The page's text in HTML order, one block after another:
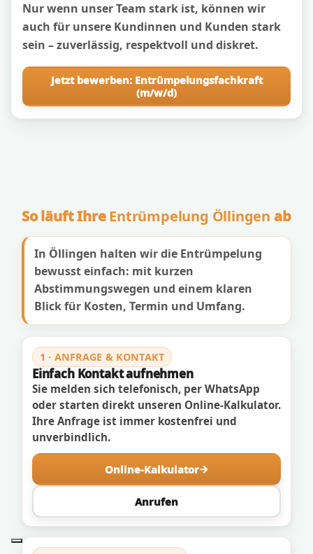
Nur wenn unser Team stark ist, können wir
auch für unsere Kundinnen und Kunden stark
sein – zuverlässig, respektvoll und diskret.
Jetzt bewerben: Entrümpelungsfachkraft
(m/w/d)
So läuft IhreEntrümpelung Öllingen ab
In Öllingen halten wir die Entrümpelung
bewusst einfach: mit kurzen
Abstimmungswegen und einem klaren
Blick für Kosten, Termin und Umfang.
1 · ANFRAGE & KONTAKT
Einfach Kontakt aufnehmen
Sie melden sich telefonisch, per WhatsApp
oder starten direkt unseren Online-Kalkulator.
Ihre Anfrage ist immer kostenfrei und
unverbindlich.
Online-Kalkulator
Anrufen